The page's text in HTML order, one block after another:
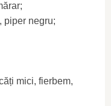
piper negru;
mici, fierbem,